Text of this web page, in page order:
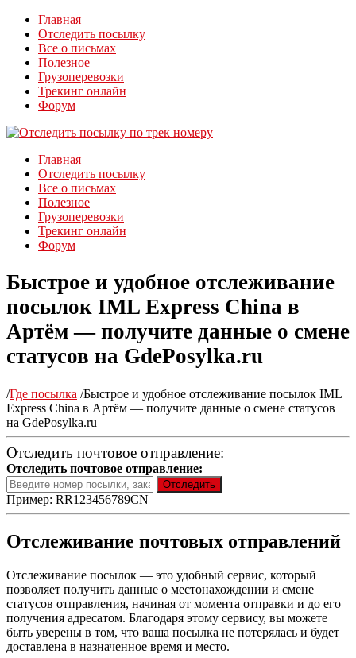
Главная
Отследить посылку
Все о письмах
Полезное
Грузоперевозки
Трекинг онлайн
Форум
Главная
Отследить посылку
Все о письмах
Полезное
Грузоперевозки
Трекинг онлайн
Форум
Быстрое и удобное отслеживание
посылок IML Express China в
Артём — получите данные о смене
статусов на GdePosylka.ru
/Где посылка /Быстрое и удобное отслеживание посылок IML
Express China в Артём — получите данные о смене статусов
на GdePosylka.ru
Отследить почтовое отправление:
Отследить почтовое отправление:
Пример: RR123456789CN
Отслеживание почтовых отправлений
Отслеживание посылок — это удобный сервис, который
позволяет получить данные о местонахождении и смене
статусов отправления, начиная от момента отправки и до его
получения адресатом. Благодаря этому сервису, вы можете
быть уверены в том, что ваша посылка не потерялась и будет
доставлена в назначенное время и место.